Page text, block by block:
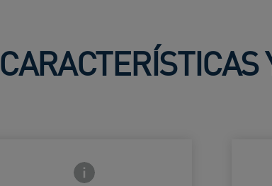
Icono de información frontal